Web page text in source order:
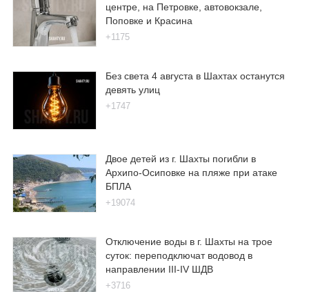
центре, на Петровке, автовокзале,
Поповке и Красина
+1175
Без света 4 августа в Шахтах останутся
девять улиц
+1747
Двое детей из г. Шахты погибли в
Архипо-Осиповке на пляже при атаке
БПЛА
+19074
Отключение воды в г. Шахты на трое
суток: переподключат водовод в
направлении III-IV ШДВ
+3716